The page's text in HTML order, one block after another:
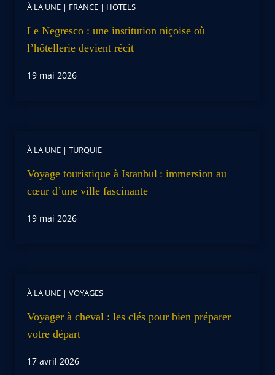
À LA UNE | FRANCE | HOTELS
Le Negresco : une institution niçoise où
l’hôtellerie devient récit
19 mai 2026
À LA UNE | TURQUIE
Voyage touristique à Istanbul : immersion au
cœur d’une ville fascinante
19 mai 2026
À LA UNE | VOYAGES
Voyager à cheval : les clés pour bien préparer
votre départ
17 avril 2026